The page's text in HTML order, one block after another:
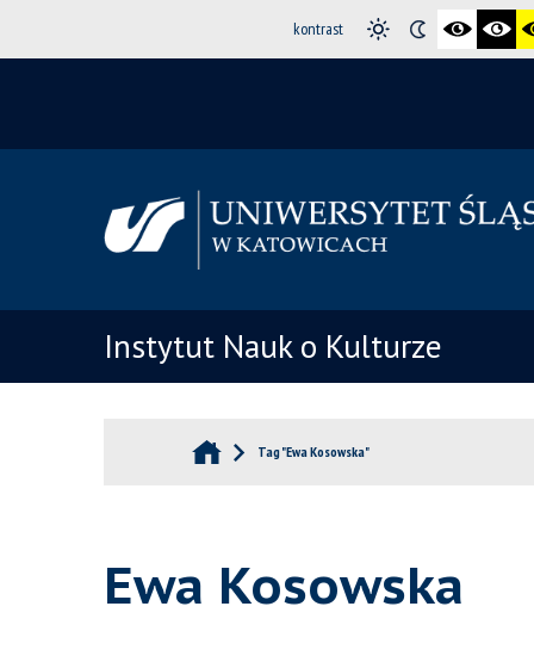
kontrast
Instytut Nauk o Kulturze
Tag "Ewa Kosowska"
Ewa Kosowska